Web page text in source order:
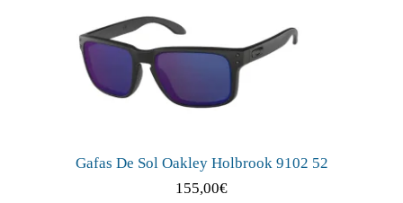
Gafas De Sol Oakley Holbrook 9102 52
155,00€